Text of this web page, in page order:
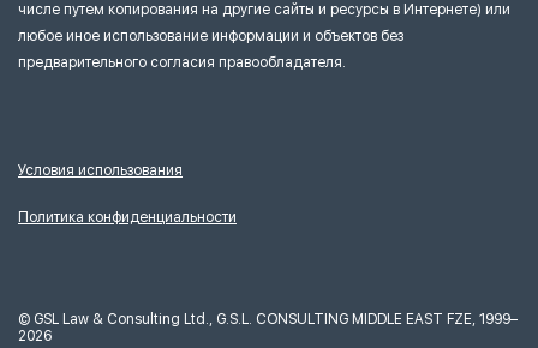
числе путем копирования на другие сайты и ресурсы в Интернете) или
любое иное использование информации и объектов без
предварительного согласия правообладателя.
Условия использования
Политика конфиденциальности
© GSL Law & Consulting Ltd., G.S.L. CONSULTING MIDDLE EAST FZE, 1999–
2026